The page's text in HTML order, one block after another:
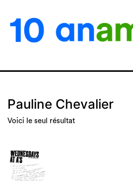
Pauline Chevalier
Voici le seul résultat